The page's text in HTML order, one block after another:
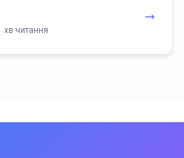
хв читання